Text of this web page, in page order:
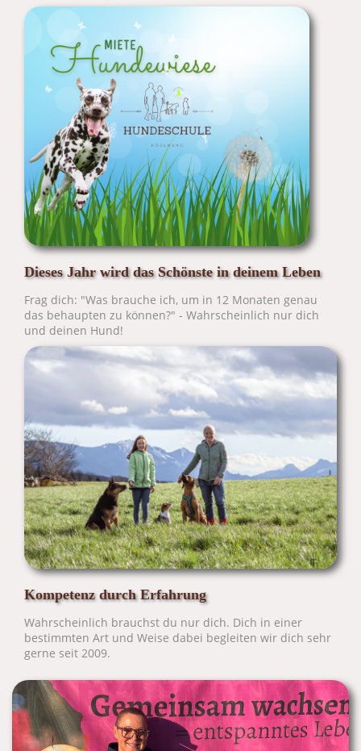
Dieses Jahr wird das Schönste in deinem Leben
Frag dich: "Was brauche ich, um in 12 Monaten genau
das behaupten zu können?" - Wahrscheinlich nur dich
und deinen Hund!
Kompetenz durch Erfahrung
Wahrscheinlich brauchst du nur dich. Dich in einer
bestimmten Art und Weise dabei begleiten wir dich sehr
gerne seit 2009.